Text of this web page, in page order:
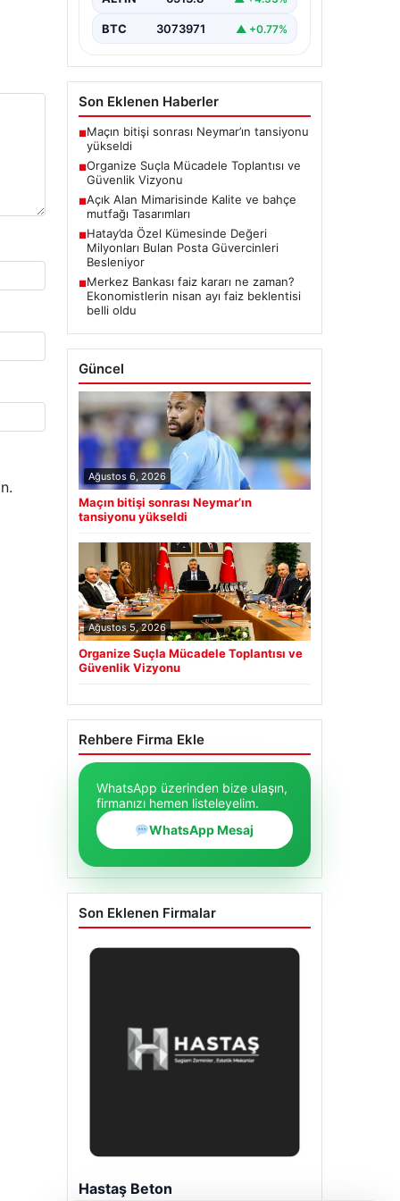
BTC 3073971 ▲ +0.77%
Son Eklenen Haberler
■Maçın bitişi sonrası Neymar’ın tansiyonu
yükseldi
■Organize Suçla Mücadele Toplantısı ve
Güvenlik Vizyonu
■Açık Alan Mimarisinde Kalite ve bahçe
mutfağı Tasarımları
■Hatay’da Özel Kümesinde Değeri
Milyonları Bulan Posta Güvercinleri
Besleniyor
■Merkez Bankası faiz kararı ne zaman?
Ekonomistlerin nisan ayı faiz beklentisi
belli oldu
Güncel
Ağustos 6, 2026
Maçın bitişi sonrası Neymar’ın
tansiyonu yükseldi
Ağustos 5, 2026
Organize Suçla Mücadele Toplantısı ve
Güvenlik Vizyonu
Rehbere Firma Ekle
WhatsApp üzerinden bize ulaşın,
firmanızı hemen listeleyelim.
WhatsApp Mesaj
Son Eklenen Firmalar
Hastaş Beton